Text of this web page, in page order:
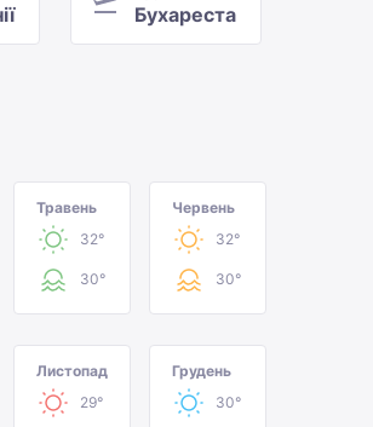
Бухареста
Травень
32°
30°
Червень
32°
30°
Листопад
29°
Грудень
30°